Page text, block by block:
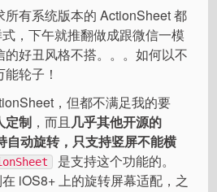
有系统版本的 ActionSheet 都
，下午就推翻做成跟微信一模
好丑风格不搭。。。如何以不
轮子！
，但都不满足我的要
定制 ，而且 几乎其他开源的
动旋转，只支持竖屏不能横
是支持这个功能的。
iOS8+ 上的旋转屏幕适配，之